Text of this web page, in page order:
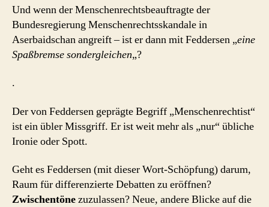
Und wenn der Menschenrechtsbeauftragte der
Bundesregierung Menschenrechtsskandale in
Aserbaidschan angreift – ist er dann mit Feddersen „eine
Spaßbremse sondergleichen„?
.
Der von Feddersen geprägte Begriff „Menschenrechtist“
ist ein übler Missgriff. Er ist weit mehr als „nur“ übliche
Ironie oder Spott.
Geht es Feddersen (mit dieser Wort-Schöpfung) darum,
Raum für differenzierte Debatten zu eröffnen?
Zwischentönezuzulassen? Neue, andere Blicke auf die